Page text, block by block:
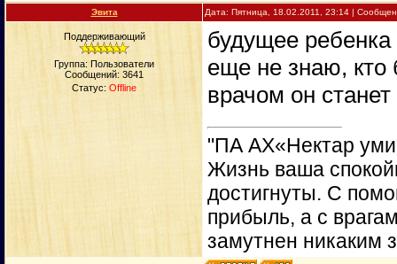
Эвита Дата: Пятница, 18.02.2011, 23:14 |
Поддерживающий
Группа: Пользователи
Сообщений: 3641
Статус: Offline
будущее
еще не знаю, кто
врачом он
"ПА АХ«Нектар
Жизнь ваша
достигнуты. С
прибыль, а с
замутнен никаким